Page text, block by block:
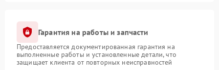
Гарантия на работы и запчасти
Предоставляется документированная гарантия на
выполненные работы и установленные детали, что
защищает клиента от повторных неисправностей